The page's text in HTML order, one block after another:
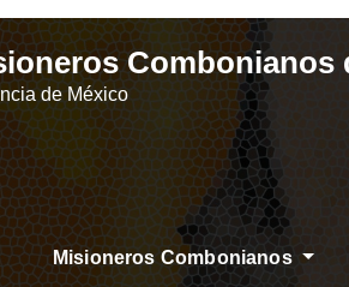
Combonianos
de México
NOTICIAS
Misioneros Combonianos